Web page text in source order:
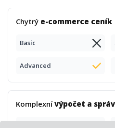
Chytrý e-commerce ceník
Basic
Advanced
Komplexnívýpočet a